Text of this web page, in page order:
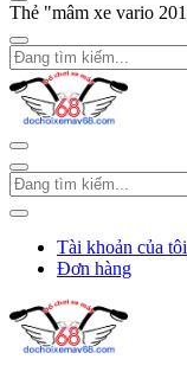
Thẻ "mâm xe vario
Tài khoản của tôi
Đơn hàng